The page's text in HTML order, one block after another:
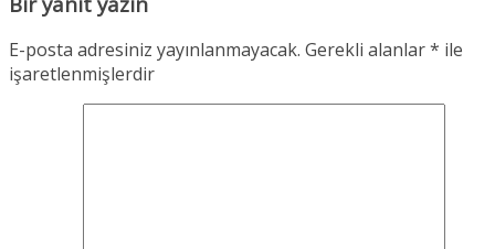
E-posta adresiniz yayınlanmayacak. Gerekli alanlar* ile
işaretlenmişlerdir